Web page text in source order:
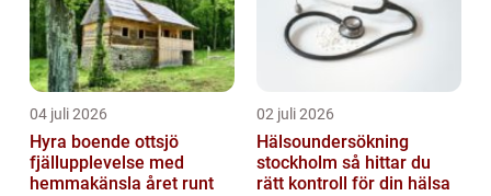
04 juli 2026
Hyra boende ottsjö
fjällupplevelse med
hemmakänsla året runt
02 juli 2026
Hälsoundersökning
stockholm så hittar du
rätt kontroll för din hälsa